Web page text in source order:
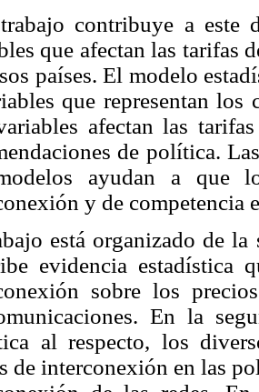
contribuye a este
que afectan las tarifas
países. El modelo
que representan los
afectan las
de política.
ayudan a que
y de competencia
está organizado de
evidencia estadística
sobre los
En la
al respecto, los
de interconexión en las